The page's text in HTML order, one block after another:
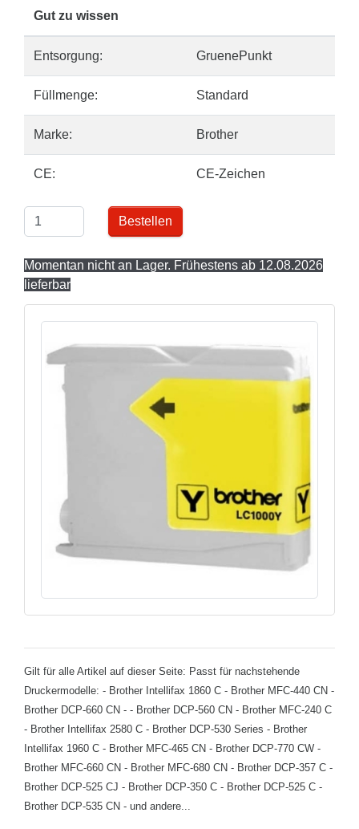
Gut zu wissen
Entsorgung: GruenePunkt
Füllmenge: Standard
Marke: Brother
CE: CE-Zeichen
Bestellen
Momentan nicht an Lager. Frühestens ab 12.08.2026
lieferbar
Gilt für alle Artikel auf dieser Seite: Passt für nachstehende
Druckermodelle: - Brother Intellifax 1860 C - Brother MFC-440 CN -
Brother DCP-660 CN - - Brother DCP-560 CN - Brother MFC-240 C
- Brother Intellifax 2580 C - Brother DCP-530 Series - Brother
Intellifax 1960 C - Brother MFC-465 CN - Brother DCP-770 CW -
Brother MFC-660 CN - Brother MFC-680 CN - Brother DCP-357 C -
Brother DCP-525 CJ - Brother DCP-350 C - Brother DCP-525 C -
Brother DCP-535 CN - und andere...